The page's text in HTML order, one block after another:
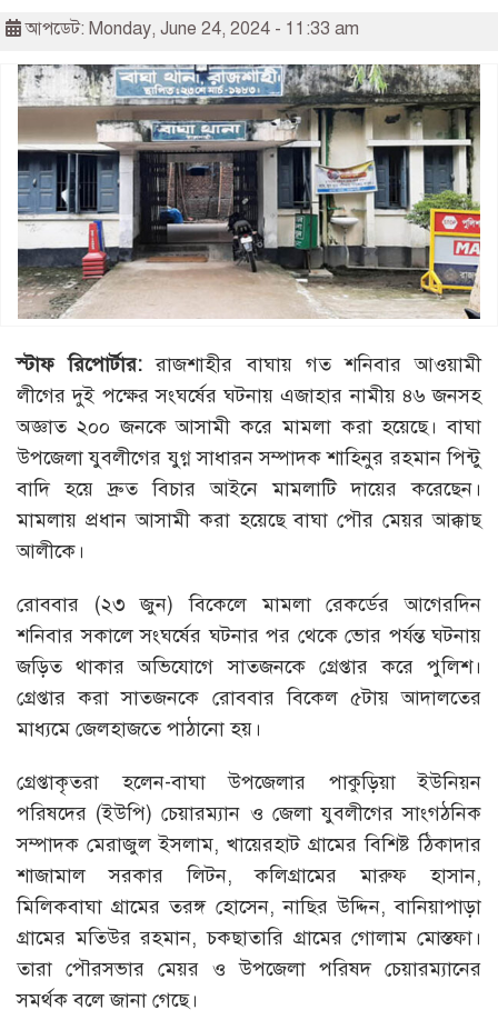
আপডেট: Monday, June 24, 2024 - 11:33 am
স্টাফ রিপোর্টার:রাজশাহীর বাঘায় গত শনিবার আওয়ামী
লীগের দুই পক্ষের সংঘর্ষের ঘটনায় এজাহার নামীয় ৪৬ জনসহ
অজ্ঞাত ২০০ জনকে আসামী করে মামলা করা হয়েছে। বাঘা
উপজেলা যুবলীগের যুগ্ন সাধারন সম্পাদক শাহিনুর রহমান পিন্টু
বাদি হয়ে দ্রুত বিচার আইনে মামলাটি দায়ের করেছেন।
মামলায় প্রধান আসামী করা হয়েছে বাঘা পৌর মেয়র আক্কাছ
আলীকে।
রোববার (২৩ জুন) বিকেলে মামলা রেকর্ডের আগেরদিন
শনিবার সকালে সংঘর্ষের ঘটনার পর থেকে ভোর পর্যন্ত ঘটনায়
জড়িত থাকার অভিযোগে সাতজনকে গ্রেপ্তার করে পুলিশ।
গ্রেপ্তার করা সাতজনকে রোববার বিকেল ৫টায় আদালতের
মাধ্যমে জেলহাজতে পাঠানো হয়।
গ্রেপ্তাকৃতরা হলেন-বাঘা উপজেলার পাকুড়িয়া ইউনিয়ন
পরিষদের (ইউপি) চেয়ারম্যান ও জেলা যুবলীগের সাংগঠনিক
সম্পাদক মেরাজুল ইসলাম, খায়েরহাট গ্রামের বিশিষ্ট ঠিকাদার
শাজামাল সরকার লিটন, কলিগ্রামের মারুফ হাসান,
মিলিকবাঘা গ্রামের তরঙ্গ হোসেন, নাছির উদ্দিন, বানিয়াপাড়া
গ্রামের মতিউর রহমান, চকছাতারি গ্রামের গোলাম মোস্তফা।
তারা পৌরসভার মেয়র ও উপজেলা পরিষদ চেয়ারম্যানের
সমর্থক বলে জানা গেছে।